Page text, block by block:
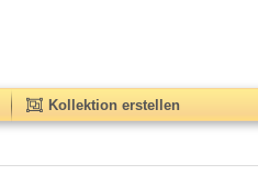
Kollektion erstellen